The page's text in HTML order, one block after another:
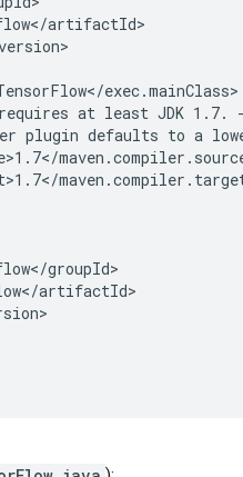
requires at least JDK 1.7.
plugin defaults to a